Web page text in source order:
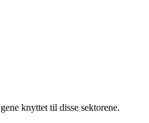
knyttet til disse sektorene.